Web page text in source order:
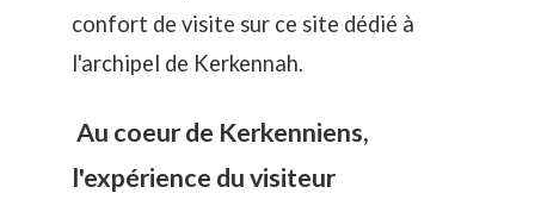
confort de visite sur ce site dédié à
l'archipel de Kerkennah.
Au coeur de Kerkenniens,
l'expérience du visiteur